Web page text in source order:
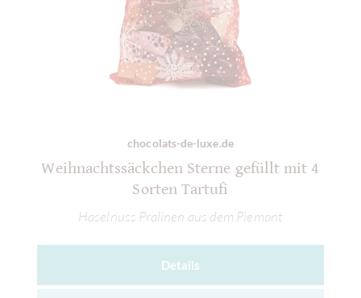
chocolats-de-luxe.de
Weihnachtssäckchen Sterne gefüllt mit 4
Sorten Tartufi
Haselnuss Pralinen aus dem Piemont
Details